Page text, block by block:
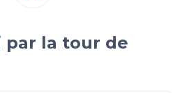
par la tour de